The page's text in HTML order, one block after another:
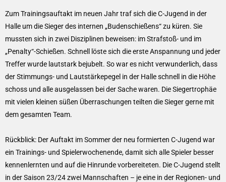
Zum Trainingsauftakt im neuen Jahr traf sich die C-Jugend in der
Halle um die Sieger des internen „Budenschießens“ zu küren. Sie
mussten sich in zwei Disziplinen beweisen: im Strafstoß- und im
„Penalty“-Schießen. Schnell löste sich die erste Anspannung und jeder
Treffer wurde lautstark bejubelt. So war es nicht verwunderlich, dass
der Stimmungs- und Lautstärkepegel in der Halle schnell in die Höhe
schoss und alle ausgelassen bei der Sache waren. Die Siegertrophäe
mit vielen kleinen süßen Überraschungen teilten die Sieger gerne mit
dem gesamten Team.
Rückblick: Der Auftakt im Sommer der neu formierten C-Jugend war
ein Trainings- und Spielerwochenende, damit sich alle Spieler besser
kennenlernten und auf die Hinrunde vorbereiteten. Die C-Jugend stellt
in der Saison 23/24 zwei Mannschaften – je eine in der Regionen- und